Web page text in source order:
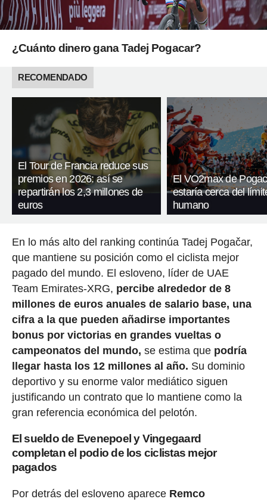
¿Cuánto dinero gana Tadej Pogacar?
RECOMENDADO
El Tour de Francia reduce sus
premios en 2026: así se
repartirán los 2,3 millones de
euros
El VO2max de
estaría cerca del
humano
En lo más alto del ranking continúa Tadej Pogačar,
que mantiene su posición como el ciclista mejor
pagado del mundo. El esloveno, líder de UAE
Team Emirates-XRG, percibe alrededor de 8
millones de euros anuales de salario base, una
cifra a la que pueden añadirse importantes
bonus por victorias en grandes vueltas o
campeonatos del mundo, se estima quepodría
llegar hasta los 12 millones al año. Su dominio
deportivo y su enorme valor mediático siguen
justificando un contrato que lo mantiene como la
gran referencia económica del pelotón.
El sueldo de Evenepoel y Vingegaard
completan el podio de los ciclistas mejor
pagados
Por detrás del esloveno aparece Remco